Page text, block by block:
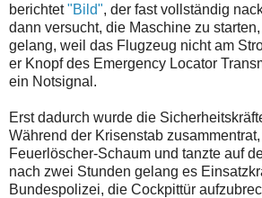
berichtet"Bild", der fast vollständig
dann versucht, die Maschine zu
gelang, weil das Flugzeug nicht am
er Knopf des Emergency Locator
ein Notsignal.
Erst dadurch wurde die
Während der Krisenstab
Feuerlöscher-Schaum und tanzte auf
nach zwei Stunden gelang es
Bundespolizei, die Cockpittür